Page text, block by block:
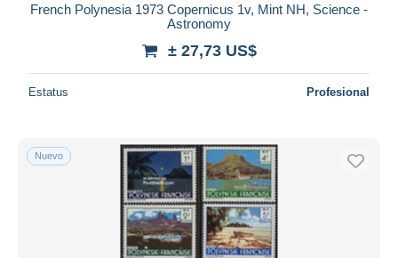
French Polynesia 1973 Copernicus 1v, Mint NH, Science -
Astronomy
± 27,73 US$
Estatus Profesional
Nuevo